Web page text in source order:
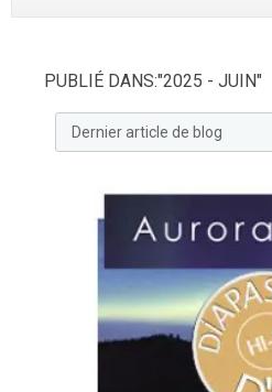
PUBLIÉ DANS:"2025 - JUIN"